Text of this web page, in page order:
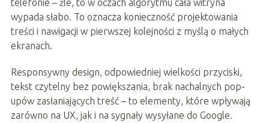
telefonie – źle, to w oczach algorytmu cała witryna
wypada słabo. To oznacza konieczność projektowania
treści i nawigacji w pierwszej kolejności z myślą o małych
ekranach.
Responsywny design, odpowiedniej wielkości przyciski,
tekst czytelny bez powiększania, brak nachalnych pop-
upów zasłaniających treść – to elementy, które wpływają
zarówno na UX, jak i na sygnały wysyłane do Google.